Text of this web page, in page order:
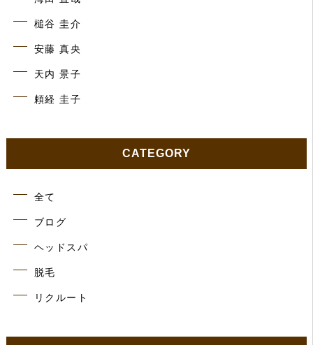
槌谷 圭介
安藤 真央
天内 景子
頼経 圭子
CATEGORY
全て
ブログ
ヘッドスパ
脱毛
リクルート